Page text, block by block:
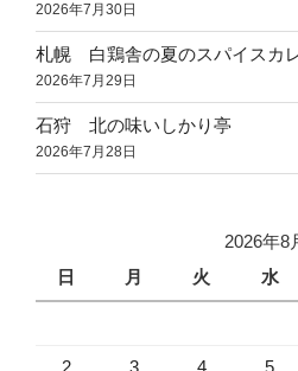
2026年7月30日
札幌 白鶏舎の夏のスパイスカ
2026年7月29日
石狩 北の味いしかり亭
2026年7月28日
2026年8
日
月 火 水
2 3 4 5